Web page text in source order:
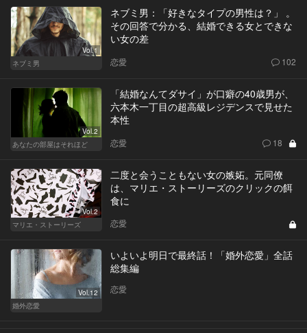
Vol.1
ネブミ男
ネブミ男：「好きなタイプの男性は？」 。
その回答で分かる、結婚できる女とできな
い女の差
恋愛 102
Vol.2
あなたの部屋はそれほど
「結婚なんてダサイ」が口癖の40歳男が、
六本木一丁目の超高級レジデンスで見せた
本性
恋愛 18
Vol.2
マリエ・ストーリーズ
二度と会うこともない女の嫉妬。元同僚
は、マリエ・ストーリーズのクリックの餌
食に
恋愛
Vol.12
婚外恋愛
いよいよ明日で最終話！「婚外恋愛」全話
総集編
恋愛